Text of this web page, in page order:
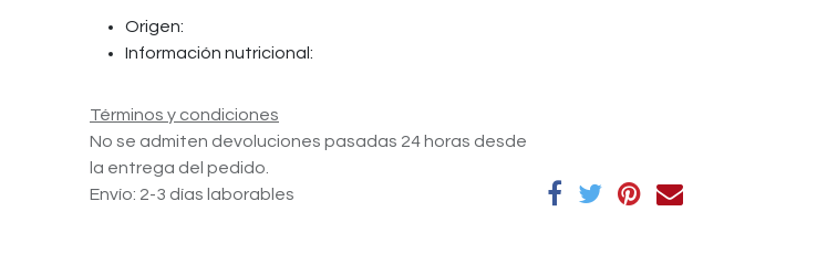
Origen:
Información nutricional:
Términos y condiciones
No se admiten devoluciones pasadas 24 horas desde
la entrega del pedido.
Envío: 2-3 días laborables